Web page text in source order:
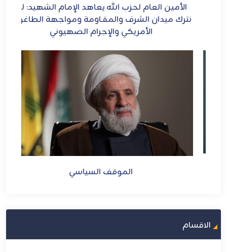
الأمين العام لحزب الله يعاهد الإمام الشهيد: لن
نترك ميدان الشرف والمقـاومة ومواجهة الطاغوت
الأمريكي والإجرام الصهيوني
الموقف السياسي
الاقسام